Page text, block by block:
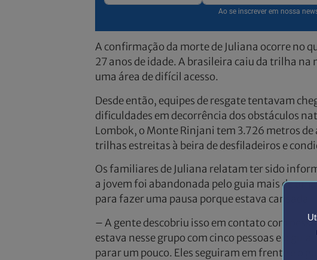
Ao se inscrever em nossa
A confirmação da morte de Juliana ocorre no
27 anos de idade. A brasileira caiu da trilha
uma área de difícil acesso.
Desde então, equipes de resgate tentavam
dificuldades em decorrência dos obstáculos
Lombok, o Monte Rinjani tem 3.726 metros
trilhas estreitas à beira de desfiladeiros e
Os familiares de Juliana relatam ter sido
a jovem foi abandonada pelo guia mais de
para fazer uma pausa porque estava cansada.
– A gente descobriu isso em contato com
estava nesse grupo com cinco pessoas e o
parar um pouco. Eles seguiram em frente e o